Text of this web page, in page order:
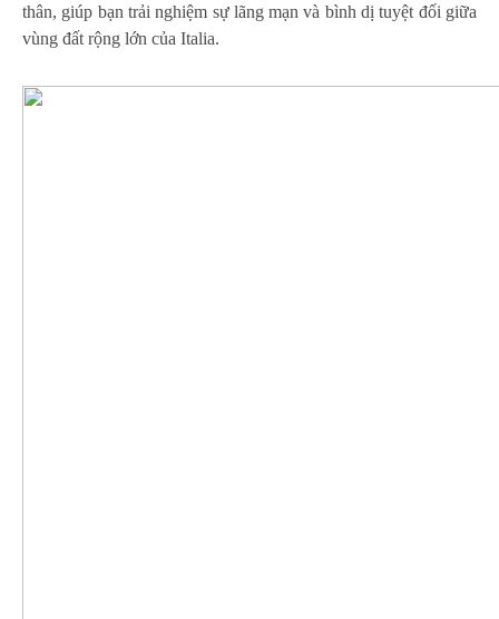
thân, giúp bạn trải nghiệm sự lãng mạn và bình dị tuyệt đối giữa
vùng đất rộng lớn của Italia.